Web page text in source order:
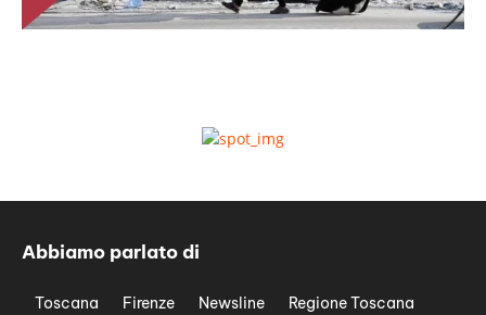
Abbiamo parlato di
Toscana Firenze Newsline
Regione Toscana